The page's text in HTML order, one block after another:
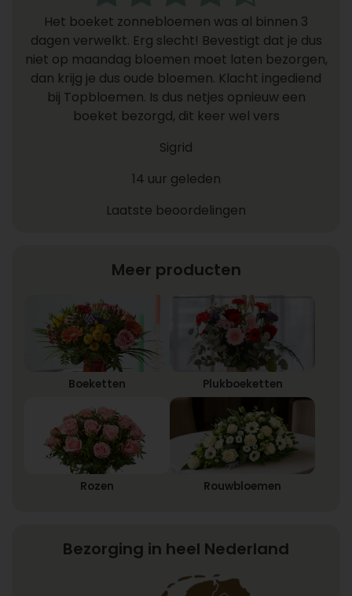
Het boeket zonnebloemen was al binnen 3
dagen verwelkt. Erg slecht! Bevestigt dat je dus
niet op maandag bloemen moet laten bezorgen,
dan krijg je dus oude bloemen. Klacht ingediend
bij Topbloemen. Is dus netjes opnieuw een
boeket bezorgd, dit keer wel vers
Sigrid
14 uur geleden
Laatste beoordelingen
Meer producten
Boeketten Plukboeketten
Rozen Rouwbloemen
Bezorging in heel Nederland